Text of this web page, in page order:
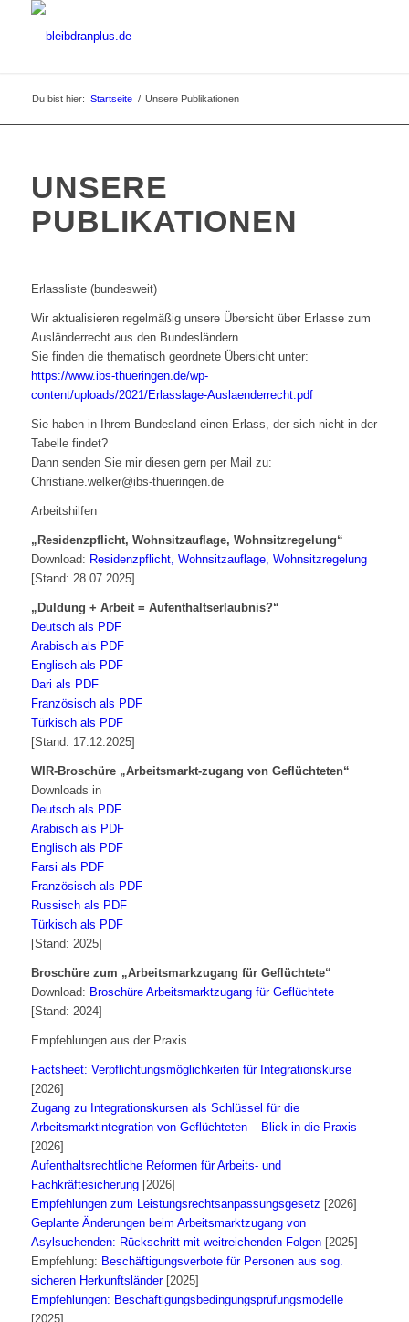
Du bist hier: Startseite / Unsere Publikationen
UNSERE
PUBLIKATIONEN
Erlassliste (bundesweit)
Wir aktualisieren regelmäßig unsere Übersicht über Erlasse zum
Ausländerrecht aus den Bundesländern.
Sie finden die thematisch geordnete Übersicht unter:
https://www.ibs-thueringen.de/wp-
content/uploads/2021/Erlasslage-Auslaenderrecht.pdf
Sie haben in Ihrem Bundesland einen Erlass, der sich nicht in der
Tabelle findet?
Dann senden Sie mir diesen gern per Mail zu:
Christiane.welker@ibs-thueringen.de
Arbeitshilfen
„Residenzpflicht, Wohnsitzauflage, Wohnsitzregelung“
Download: Residenzpflicht, Wohnsitzauflage, Wohnsitzregelung
[Stand: 28.07.2025]
„Duldung + Arbeit = Aufenthaltserlaubnis?“
Deutsch als PDF
Arabisch als PDF
Englisch als PDF
Dari als PDF
Französisch als PDF
Türkisch als PDF
[Stand: 17.12.2025]
WIR-Broschüre „Arbeitsmarkt-zugang von Geflüchteten“
Downloads in
Deutsch als PDF
Arabisch als PDF
Englisch als PDF
Farsi als PDF
Französisch als PDF
Russisch als PDF
Türkisch als PDF
[Stand: 2025]
Broschüre zum „Arbeitsmarkzugang für Geflüchtete“
Download: Broschüre Arbeitsmarktzugang für Geflüchtete
[Stand: 2024]
Empfehlungen aus der Praxis
Factsheet: Verpflichtungsmöglichkeiten für Integrationskurse
[2026]
Zugang zu Integrationskursen als Schlüssel für die
Arbeitsmarktintegration von Geflüchteten – Blick in die Praxis
[2026]
Aufenthaltsrechtliche Reformen für Arbeits- und
Fachkräftesicherung[2026]
Empfehlungen zum Leistungsrechtsanpassungsgesetz [2026]
Geplante Änderungen beim Arbeitsmarktzugang von
Asylsuchenden: Rückschritt mit weitreichenden Folgen[2025]
Empfehlung: Beschäftigungsverbote für Personen aus sog.
sicheren Herkunftsländer[2025]
Empfehlungen: Beschäftigungsbedingungsprüfungsmodelle
[2025]